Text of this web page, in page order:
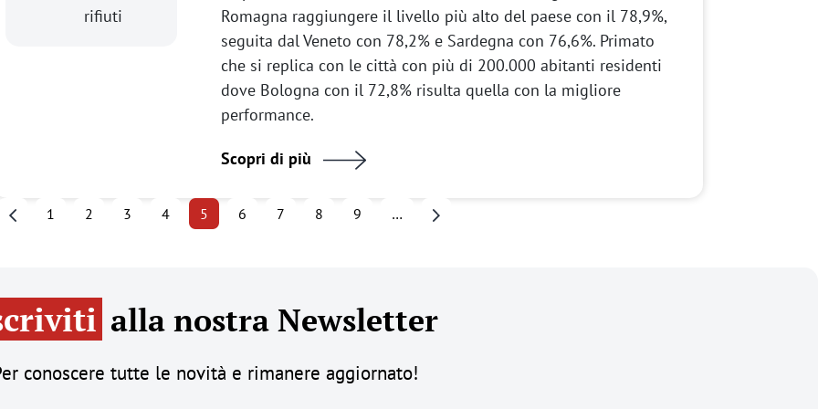
rifiuti
Romagna raggiungere il livello più alto del paese con il 78,9%,
seguita dal Veneto con 78,2% e Sardegna con 76,6%. Primato
che si replica con le città con più di 200.000 abitanti residenti
dove Bologna con il 72,8% risulta quella con la migliore
performance.
Scopri di più
Pagina precedente
1 2 3 4 5 6 7 8 9 … Pagina successiva
alla nostra Newsletter
conoscere tutte le novità e rimanere aggiornato!